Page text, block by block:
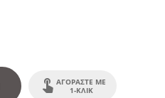
ΑΓΟΡΆΣΤΕ ΜΕ
1-ΚΛΙΚ